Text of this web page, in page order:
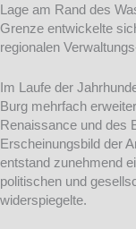
Lage am Rand des
Grenze entwickelte
regionalen
Im Laufe der
Burg mehrfach
Renaissance und des
Erscheinungsbild der
entstand zunehmend
politischen und
widerspiegelte.